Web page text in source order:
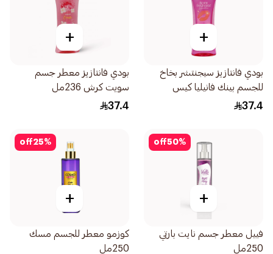
+
بودي فانتازيز سيجنتشر بخاخ
للجسم بينك فانيليا كيس
236مل
37.4
+
بودي فانتازيز معطر جسم
سويت كرش 236مل
37.4
50%
off
+
فييل معطر جسم نايت بارتي
250مل
25%
off
+
كوزمو معطر للجسم مسك
250مل